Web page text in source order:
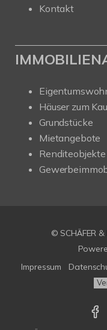
Kontakt
Häuser zum
Grundstücke
Mietangebote
Renditeobjekte
© SCHÄFER
Impressum